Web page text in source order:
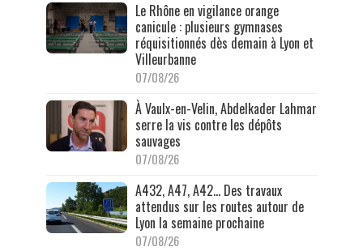
Le Rhône en vigilance orange
canicule : plusieurs gymnases
réquisitionnés dès demain à Lyon et
Villeurbanne
07/08/26
À Vaulx-en-Velin, Abdelkader Lahmar
serre la vis contre les dépôts
sauvages
07/08/26
A432, A47, A42… Des travaux
attendus sur les routes autour de
Lyon la semaine prochaine
07/08/26